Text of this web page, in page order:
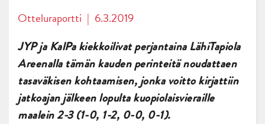
Otteluraportti | 6.3.2019
JYP ja KalPa kiekkoilivat perjantaina LähiTapiola
Areenalla tämän kauden perinteitä noudattaen
tasaväkisen kohtaamisen, jonka voitto kirjattiin
jatkoajan jälkeen lopulta kuopiolaisvieraille
maalein 2-3 (1-0, 1-2, 0-0, 0-1).